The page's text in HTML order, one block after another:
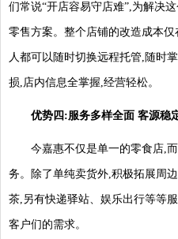
们常说“开店容易守店难”,为解决
零售方案。整个店铺的改造成本
人都可以随时切换远程托管,随时
损,店内信息全掌握,经营轻松。
优势四:服务多样全面 客源稳
今嘉惠不仅是单一的零食店,
务。除了单纯卖货外,积极拓展周
茶,另有快递驿站、娱乐出行等等
客户们的需求。